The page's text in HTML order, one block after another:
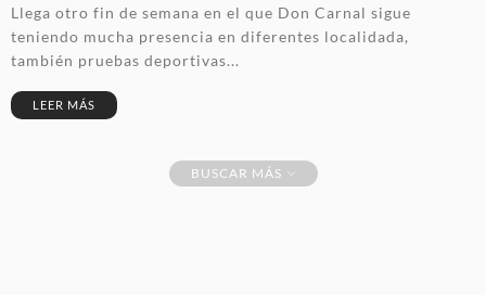
Llega otro fin de semana en el que Don Carnal sigue
teniendo mucha presencia en diferentes localidada,
también pruebas deportivas...
LEER MÁS
BUSCAR MÁS